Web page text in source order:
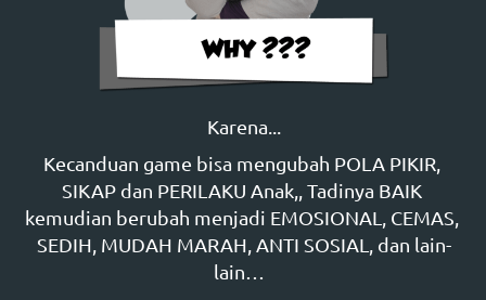
Karena...
Kecanduan game bisa mengubah POLA PIKIR,
SIKAP dan PERILAKU Anak,, Tadinya BAIK
kemudian berubah menjadi EMOSIONAL, CEMAS,
SEDIH, MUDAH MARAH, ANTI SOSIAL, dan lain-
lain…